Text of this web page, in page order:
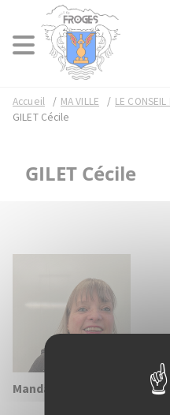
Menu
Accueil MA VILLE LE CONSEIL
GILET Cécile
GILET Cécile
Mandat : Conseillère